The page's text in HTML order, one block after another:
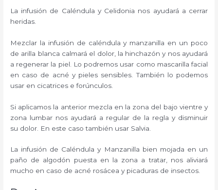
La infusión de Caléndula y Celidonia nos ayudará a cerrar
heridas.
Mezclar la infusión de caléndula y manzanilla en un poco
de arilla blanca calmará el dolor, la hinchazón y nos ayudará
a regenerar la piel. Lo podremos usar como mascarilla facial
en caso de acné y pieles sensibles. También lo podemos
usar en cicatrices e forúnculos.
Si aplicamos la anterior mezcla en la zona del bajo vientre y
zona lumbar nos ayudará a regular de la regla y disminuir
su dolor. En este caso también usar Salvia.
La infusión de Caléndula y Manzanilla bien mojada en un
paño de algodón puesta en la zona a tratar, nos aliviará
mucho en caso de acné rosácea y picaduras de insectos.